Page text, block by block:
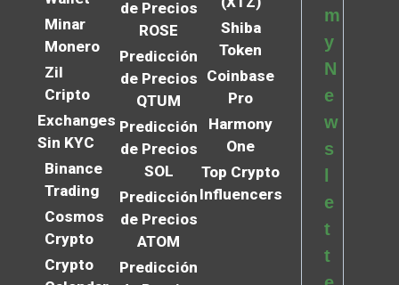
Minar
Monero
Zil
Cripto
Exchanges
Sin KYC
Binance
Trading
Cosmos
Crypto
Crypto
de Precios
ROSE
Predicción
de Precios
QTUM
Predicción
de Precios
SOL
Predicción
de Precios
ATOM
Predicción
Shiba
Token
Coinbase
Pro
Harmony
One
Top Crypto
Influencers
m
y
N
e
w
s
e
t
t